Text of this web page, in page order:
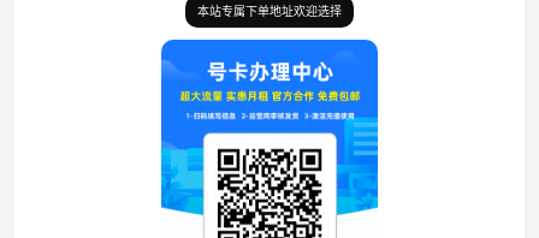
本站专属下单地址欢迎选择